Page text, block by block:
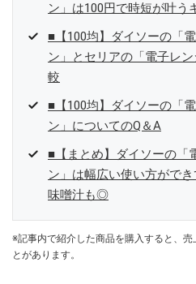
ン」は100円で時短が叶う
■【100均】ダイソーの「
ン」とセリアの「電子レ
較
■【100均】ダイソーの「
ン」についてのQ＆A
■【まとめ】ダイソーの「
ン」は幅広い使い方ができ
味噌汁も◎
※記事内で紹介した商品を購入すると、
とがあります。